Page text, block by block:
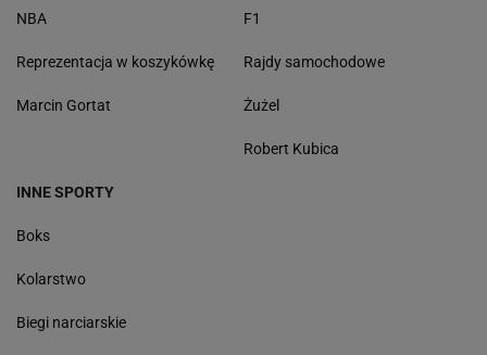
NBA
Reprezentacja w koszykówkę
Marcin Gortat
F1
Rajdy samochodowe
Żużel
Robert Kubica
INNE SPORTY
Boks
Kolarstwo
Biegi narciarskie